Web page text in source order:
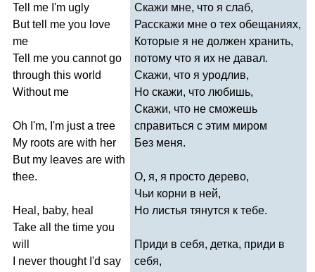
Tell
me I'm ugly
But tell me you love
me
Tell
me you cannot go
through this world
Without me
Oh I'm, I'm just a tree
My roots are with her
But my leaves are with
thee.
Heal , baby, heal
Take all the time you
will
never thought I'd say
Скажи мне, что я слаб,
Расскажи мне о тех обещаниях,
Которые я не должен хранить,
потому что я их не давал.
Скажи, что я уродлив,
Но скажи, что любишь,
Скажи, что не сможешь
справиться с этим миром
Без меня.
О, я, я просто дерево,
Чьи корни в ней,
Но листья тянутся к тебе.
Приди в себя, детка, приди в
себя,